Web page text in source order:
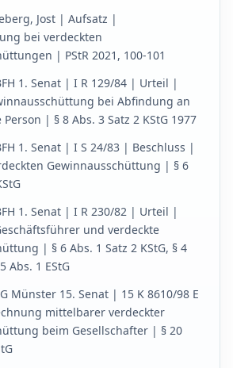
Jost | Aufsatz |
bei verdeckten
| PStR 2021, 100-101
1. Senat | I R 129/84 | Urteil |
bei Abfindung an
| § 8 Abs. 3 Satz 2 KStG 1977
1. Senat | I S 24/83 | Beschluss |
Gewinnausschüttung | § 6
1. Senat | I R 230/82 | Urteil |
und verdeckte
| § 6 Abs. 1 Satz 2 KStG, § 4
Abs. 1 EStG
Münster 15. Senat | 15 K 8610/98 E
mittelbarer verdeckter
beim Gesellschafter | § 20